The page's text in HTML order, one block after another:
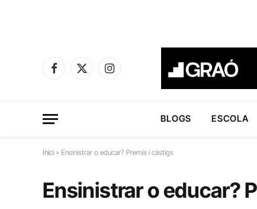
Facebook
X
Instagram
BLOGS ESCOLA
Inici » Ensinistrar o educar? Premis i càstigs
Ensinistrar o educar?